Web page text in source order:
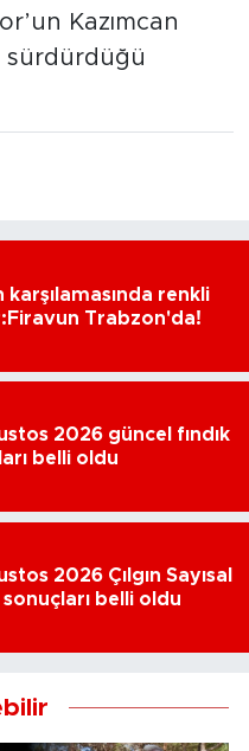
Kazımcan
sürdürdüğü
karşılamasında renkli
Trabzon'da!
2026 güncel fındık
belli oldu
2026 Çılgın Sayısal
belli oldu